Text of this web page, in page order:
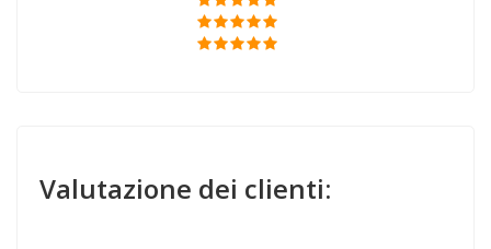
Valutazione dei clienti: